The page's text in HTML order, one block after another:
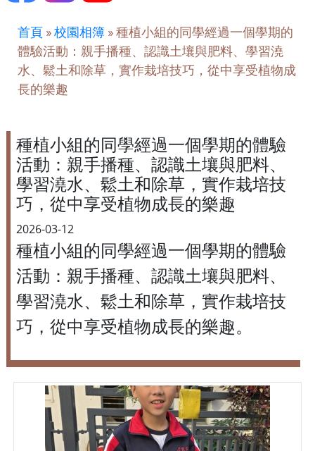
首頁 »校園相簿 »種植小組的同學經過一個學期的
體驗活動：親手播種、認識土壤與肥料、學習澆
水、鬆土和除草，實作栽培技巧，從中享受植物成
長的樂趣
種植小組的同學經過一個學期的體驗
活動：親手播種、認識土壤與肥料、
學習澆水、鬆土和除草，實作栽培技
巧，從中享受植物成長的樂趣
2026-03-12
種植小組的同學經過一個學期的體驗
活動：親手播種、認識土壤與肥料、
學習澆水、鬆土和除草，實作栽培技
巧，從中享受植物成長的樂趣。